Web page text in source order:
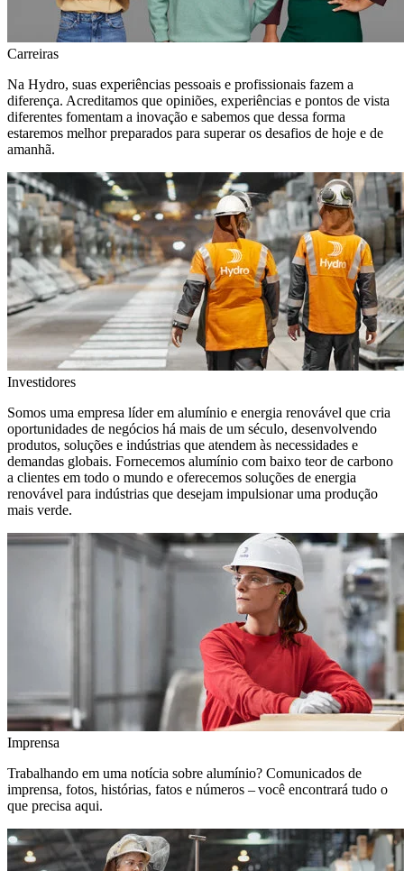
Carreiras
Na Hydro, suas experiências pessoais e profissionais fazem a
diferença. Acreditamos que opiniões, experiências e pontos de vista
diferentes fomentam a inovação e sabemos que dessa forma
estaremos melhor preparados para superar os desafios de hoje e de
amanhã.
Investidores
Somos uma empresa líder em alumínio e energia renovável que cria
oportunidades de negócios há mais de um século, desenvolvendo
produtos, soluções e indústrias que atendem às necessidades e
demandas globais. Fornecemos alumínio com baixo teor de carbono
a clientes em todo o mundo e oferecemos soluções de energia
renovável para indústrias que desejam impulsionar uma produção
mais verde.
Imprensa
Trabalhando em uma notícia sobre alumínio? Comunicados de
imprensa, fotos, histórias, fatos e números – você encontrará tudo o
que precisa aqui.